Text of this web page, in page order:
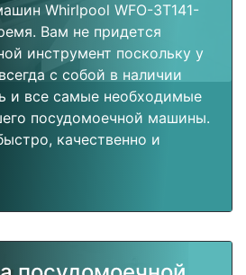
Whirlpool WFO-3T141-
Вам не придется
инструмент поскольку у
с собой в наличии
и все самые необходимые
посудомоечной машины.
качественно и